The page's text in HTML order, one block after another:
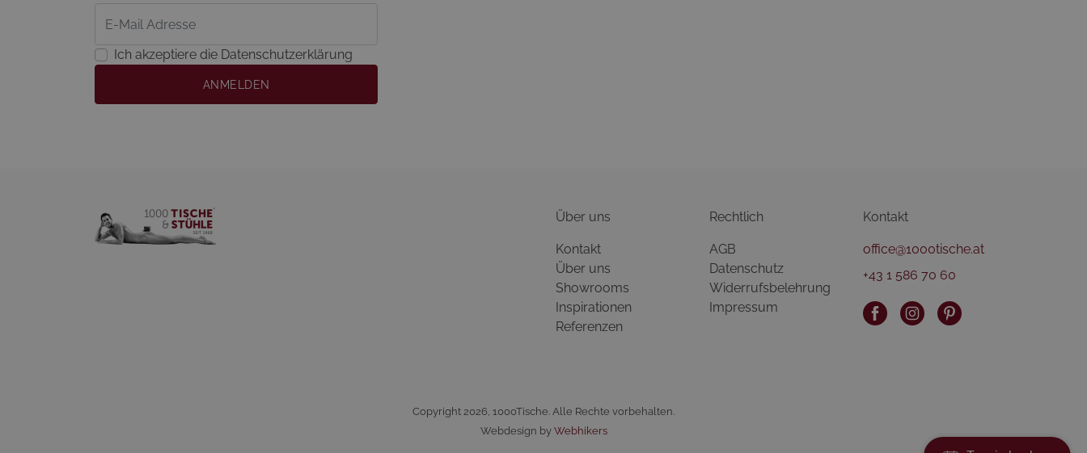
Ich akzeptiere die Datenschutzerklärung
ANMELDEN
Über uns
Kontakt
Über uns
Showrooms
Inspirationen
Referenzen
Rechtlich
AGB
Datenschutz
Widerrufsbelehrung
Impressum
Kontakt
office@1000tische.at
+43 1 586 70 60
Copyright 2026, 1000Tische. Alle Rechte vorbehalten.
Webdesign by Webhikers